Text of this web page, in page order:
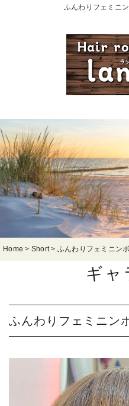
ふんわりフェミニ
Home > Short> ふんわりフェミニン
ギャ
ふんわりフェミニン